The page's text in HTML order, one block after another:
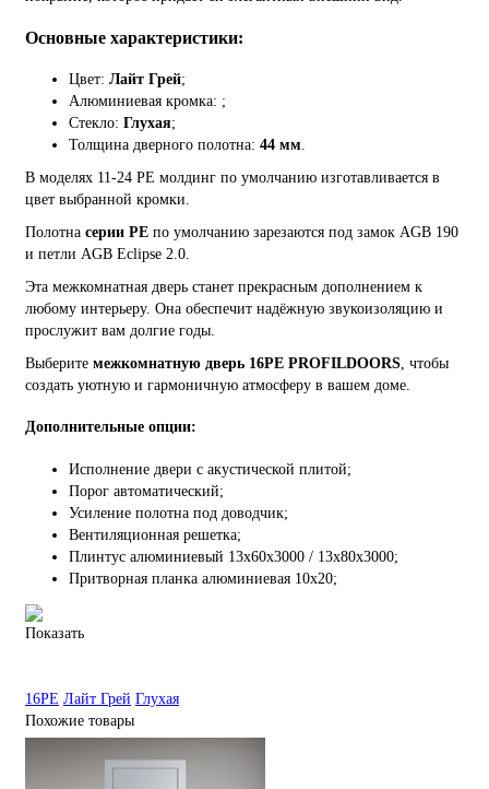
Основные характеристики:
Цвет: Лайт Грей;
Алюминиевая кромка: ;
Стекло: Глухая;
Толщина дверного полотна: 44 мм
В моделях 11-24 PE молдинг по умолчанию изготавливается в
цвет выбранной кромки.
Полотна серии PE по умолчанию зарезаются под замок AGB 190
и петли AGB Eclipse 2.0.
Эта межкомнатная дверь станет прекрасным дополнением к
любому интерьеру. Она обеспечит надёжную звукоизоляцию и
прослужит вам долгие годы.
Выберите межкомнатную дверь 16PE PROFILDOORS , чтобы
создать уютную и гармоничную атмосферу в вашем доме.
Дополнительные опции:
Исполнение двери с акустической плитой;
Порог автоматический;
Усиление полотна под доводчик;
Вентиляционная решетка;
Плинтус алюминиевый 13х60х3000 / 13х80х3000;
Притворная планка алюминиевая 10x20;
Показать
16PE Лайт Грей Глухая
Похожие товары